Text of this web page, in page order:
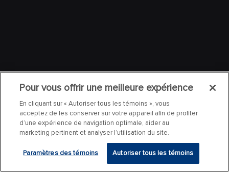
Pour vous offrir une meilleure expérience
En cliquant sur « Autoriser tous les témoins », vous
acceptez de les conserver sur votre appareil afin de profiter
d’une expérience de navigation optimale, aider au
marketing pertinent et analyser l’utilisation du site.
Paramètres des témoins Autoriser tous les témoins